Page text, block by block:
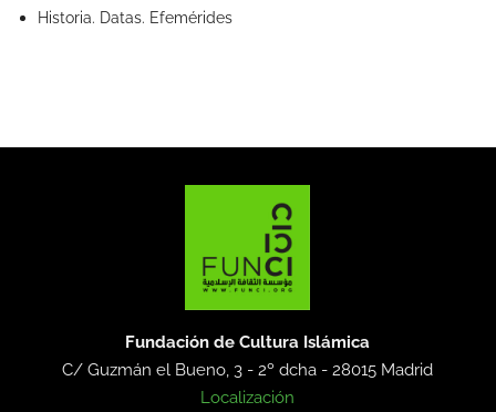
Historia. Datas. Efemérides
Fundación de Cultura Islámica
C/ Guzmán el Bueno, 3 - 2º dcha -28015 Madrid
Localización